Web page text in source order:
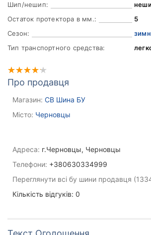
Шип/нешип:
Остаток протектора в мм.:
5
Сезон:
Тип транспортного средства:
Про продавця
Магазин: СВ Шина БУ
Місто: Черновцы
Адреса: г.Черновцы, Черновцы
Телефони: +380630334999
Переглянути всі бу шини продавця
Кількість відгуків: 0